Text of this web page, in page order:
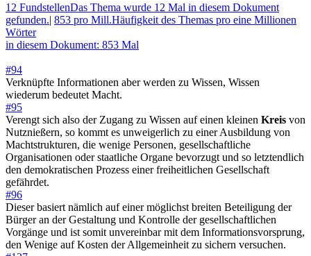
12 FundstellenDas Thema wurde 12 Mal in diesem Dokument
gefunden.| 853 pro Mill.Häufigkeit des Themas pro eine Millionen
Wörter
in diesem Dokument: 853 Mal
#94
Verknüpfte Informationen aber werden zu Wissen, Wissen
wiederum bedeutet Macht.
#95
Verengt sich also der Zugang zu Wissen auf einen kleinen Kreis von
Nutznießern, so kommt es unweigerlich zu einer Ausbildung von
Machtstrukturen, die wenige Personen, gesellschaftliche
Organisationen oder staatliche Organe bevorzugt und so letztendlich
den demokratischen Prozess einer freiheitlichen Gesellschaft
gefährdet.
#96
Dieser basiert nämlich auf einer möglichst breiten Beteiligung der
Bürger an der Gestaltung und Kontrolle der gesellschaftlichen
Vorgänge und ist somit unvereinbar mit dem Informationsvorsprung,
den Wenige auf Kosten der Allgemeinheit zu sichern versuchen.